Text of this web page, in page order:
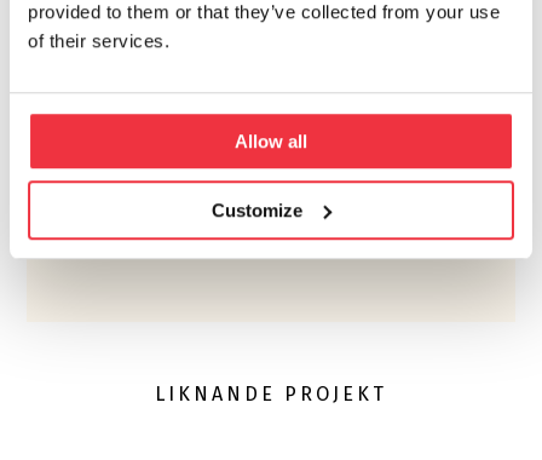
provided to them or that they’ve collected from your use
of their services.
Allow all
Customize
TOBIAS GREDENMAN
+46 10 505 66 97
LIKNANDE PROJEKT